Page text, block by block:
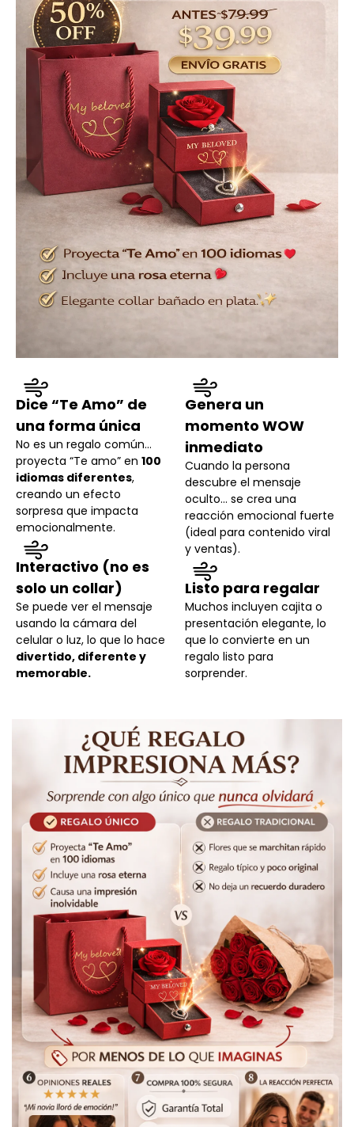
Dice “Te Amo” de
una forma única
No es un regalo común…
proyecta “Te amo” en 100
idiomas diferentes,
creando un efecto
sorpresa que impacta
emocionalmente.
Interactivo (no es
solo un collar)
Se puede ver el mensaje
usando la cámara del
celular o luz, lo que lo hace
divertido, diferente y
memorable.
Genera un
momento WOW
inmediato
Cuando la persona
descubre el mensaje
oculto… se crea una
reacción emocional fuerte
(ideal para contenido viral
y ventas).
Listo para regalar
Muchos incluyen cajita o
presentación elegante, lo
que lo convierte en un
regalo listo para
sorprender.